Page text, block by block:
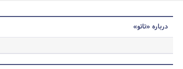
درباره «تاتو»